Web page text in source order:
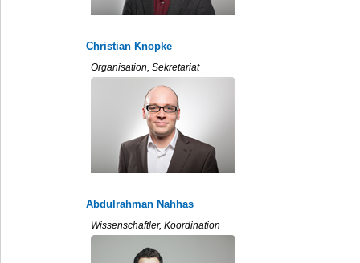
Christian Knopke
Organisation, Sekretariat
Abdulrahman Nahhas
Wissenschaftler, Koordination